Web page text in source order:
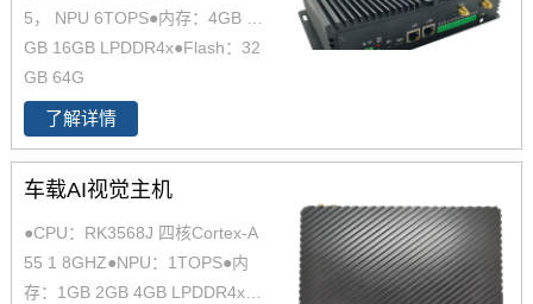
5， NPU 6TOPS●内存：4GB 8
GB 16GB LPDDR4x●Flash：32
GB 64G
了解详情
车载AI视觉主机
●CPU：RK3568J 四核Cortex-A
55 1 8GHZ●NPU：1TOPS●内
存：1GB 2GB 4GB LPDDR4x●F